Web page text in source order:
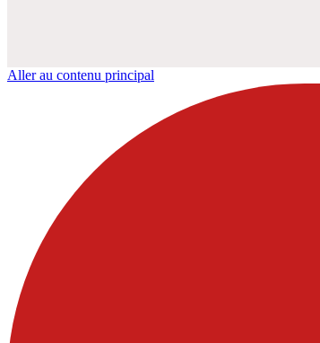
Aller au contenu principal